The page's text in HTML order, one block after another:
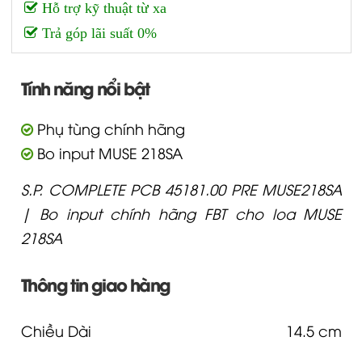
Hỗ trợ kỹ thuật từ xa
Trả góp lãi suất 0%
Tính năng nổi bật
Phụ tùng chính hãng
Bo input MUSE 218SA
S.P. COMPLETE PCB 45181.00 PRE MUSE218SA
| Bo input chính hãng FBT cho loa MUSE
218SA
Thông tin giao hàng
Chiều Dài
14.5 cm